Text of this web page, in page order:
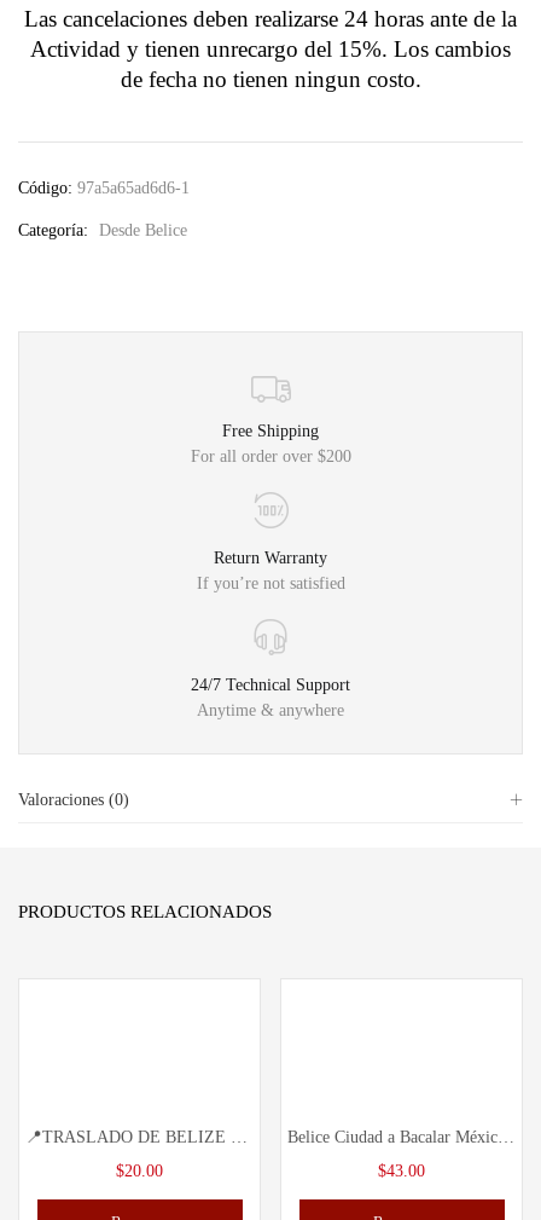
Las cancelaciones deben realizarse 24 horas ante de la
Actividad y tienen unrecargo del 15%. Los cambios
de fecha no tienen ningun costo.
Código: 97a5a65ad6d6-1
Categoría: Desde Belice
Free Shipping
For all order over $200
Return Warranty
If you’re not satisfied
24/7 Technical Support
Anytime & anywhere
Valoraciones (0)
PRODUCTOS RELACIONADOS
$20.00
$43.00